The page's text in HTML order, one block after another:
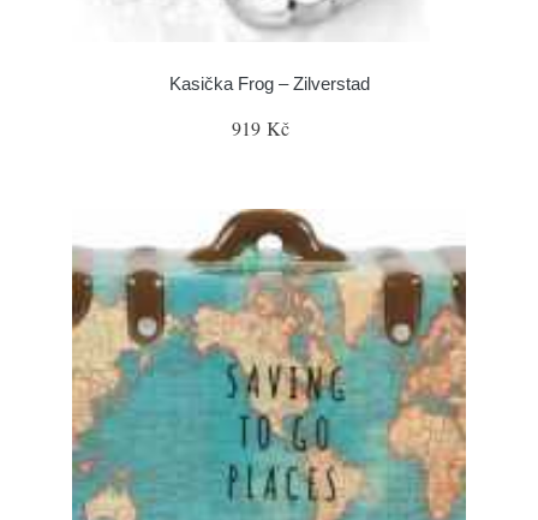
Kasička Frog – Zilverstad
919 Kč